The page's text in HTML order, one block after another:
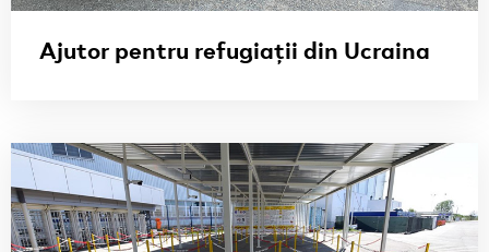
Ajutor pentru refugiații din Ucraina